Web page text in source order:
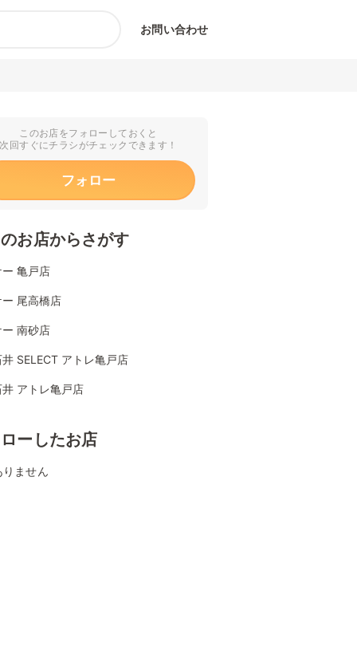
お問い合わせ
このお店をフォローしておくと
次回すぐにチラシがチェックできます！
フォロー
お店からさがす
亀戸店
尾高橋店
南砂店
SELECT アトレ亀戸店
アトレ亀戸店
ーしたお店
ません